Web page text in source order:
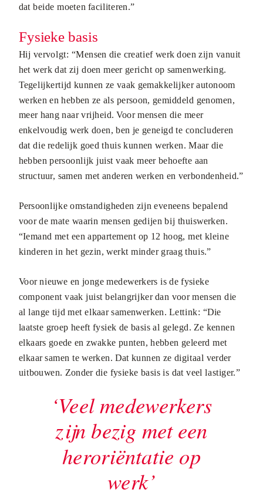
dat beide moeten faciliteren.”
Fysieke basis
Hij vervolgt: “Mensen die creatief werk doen zijn vanuit
het werk dat zij doen meer gericht op samenwerking.
Tegelijkertijd kunnen ze vaak gemakkelijker autonoom
werken en hebben ze als persoon, gemiddeld genomen,
meer hang naar vrijheid. Voor mensen die meer
enkelvoudig werk doen, ben je geneigd te concluderen
dat die redelijk goed thuis kunnen werken. Maar die
hebben persoonlijk juist vaak meer behoefte aan
structuur, samen met anderen werken en verbondenheid.”
Persoonlijke omstandigheden zijn eveneens bepalend
voor de mate waarin mensen gedijen bij thuiswerken.
“Iemand met een appartement op 12 hoog, met kleine
kinderen in het gezin, werkt minder graag thuis.”
Voor nieuwe en jonge medewerkers is de fysieke
component vaak juist belangrijker dan voor mensen die
al lange tijd met elkaar samenwerken. Lettink: “Die
laatste groep heeft fysiek de basis al gelegd. Ze kennen
elkaars goede en zwakke punten, hebben geleerd met
elkaar samen te werken. Dat kunnen ze digitaal verder
uitbouwen. Zonder die fysieke basis is dat veel lastiger.”
‘Veel medewerkers
zijn bezig met een
heroriëntatie op
werk’